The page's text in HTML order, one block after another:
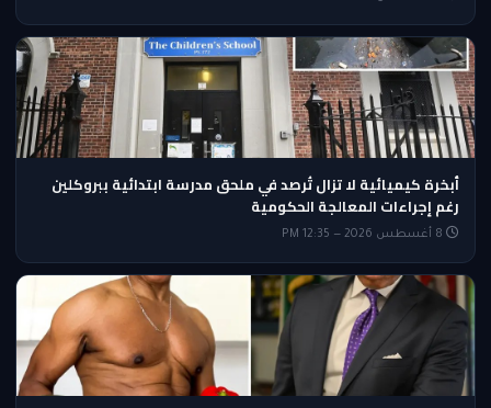
أبخرة كيميائية لا تزال تُرصد في ملحق مدرسة ابتدائية ببروكلين
رغم إجراءات المعالجة الحكومية